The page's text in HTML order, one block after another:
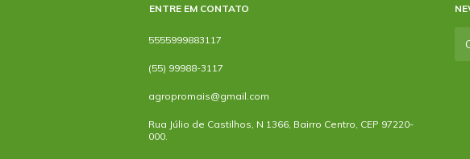
ENTRE EM CONTATO
5555999883117
(55) 99988-3117
agropromais@gmail.com
Rua Júlio de Castilhos, N 1366, Bairro Centro, CEP 97220-
000.